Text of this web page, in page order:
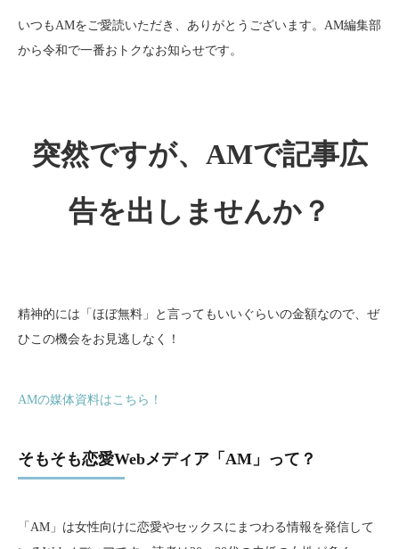
いつもAMをご愛読いただき、ありがとうございます。AM編集部
から令和で一番おトクなお知らせです。
突然ですが、AMで記事広
告を出しませんか？
精神的には「ほぼ無料」と言ってもいいぐらいの金額なので、ぜ
ひこの機会をお見逃しなく！
AMの媒体資料はこちら！
そもそも恋愛Webメディア「AM」って？
「AM」は女性向けに恋愛やセックスにまつわる情報を発信して